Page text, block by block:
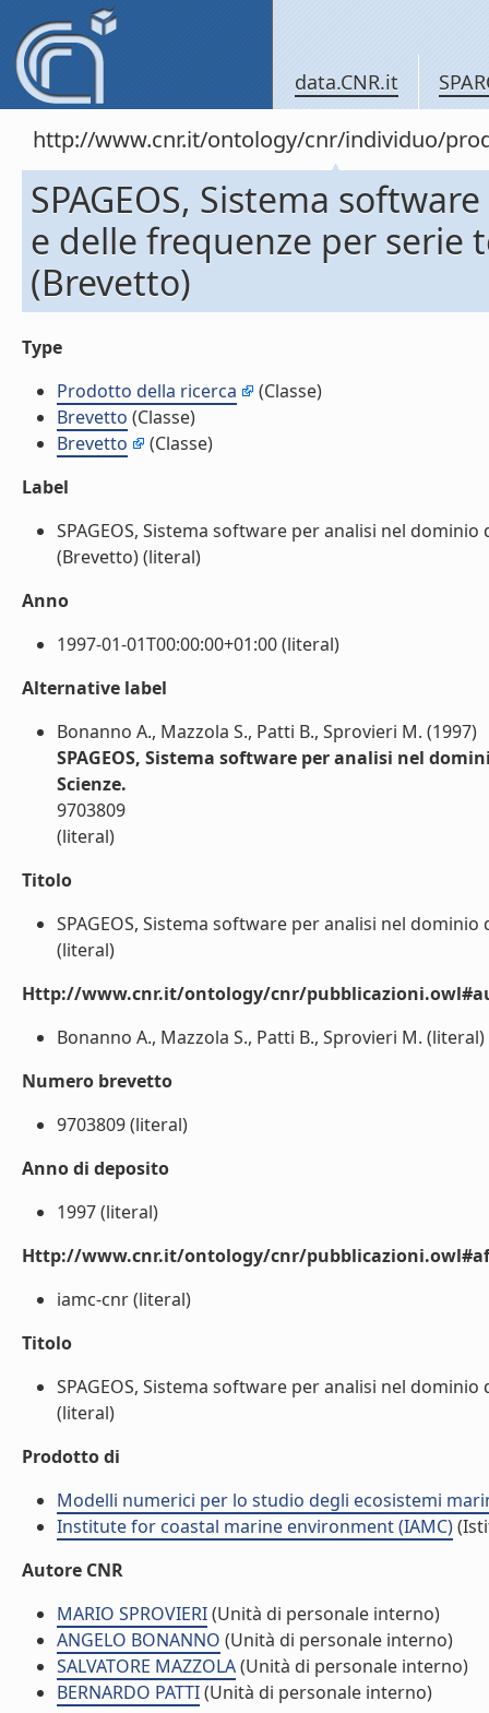
data.CNR.it
http://www.cnr.it/ontology/cnr/individuo/
SPAGEOS, Sistema
e delle frequenze per serie
(Brevetto)
Type
Prodotto della ricerca
(Classe)
Brevetto (Classe)
Brevetto
(Classe)
Label
SPAGEOS, Sistema software per analisi nel
(Brevetto) (literal)
Anno
1997-01-01T00:00:00+01:00 (literal)
Alternative label
Bonanno A., Mazzola S., Patti B., Sprovieri M. (1997)
SPAGEOS, Sistema software per analisi nel
Scienze.
9703809
(literal)
Titolo
SPAGEOS, Sistema software per analisi nel
(literal)
Http://www.cnr.it/ontology/cnr/
Bonanno A., Mazzola S., Patti B., Sprovieri M. (literal)
Numero brevetto
9703809 (literal)
Anno di deposito
1997 (literal)
Http://www.cnr.it/ontology/cnr/
iamc-cnr (literal)
Titolo
SPAGEOS, Sistema software per analisi nel
(literal)
Prodotto di
Modelli numerici per lo studio degli ecosistemi
Institute for coastal marine environment (IAMC)
Autore CNR
MARIO SPROVIERI(Unità di personale interno)
ANGELO BONANNO (Unità di personale interno)
SALVATORE MAZZOLA(Unità di personale interno)
BERNARDO PATTI(Unità di personale interno)